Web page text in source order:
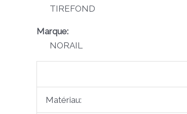
TIREFOND
Marque:
NORAIL
Matériau: